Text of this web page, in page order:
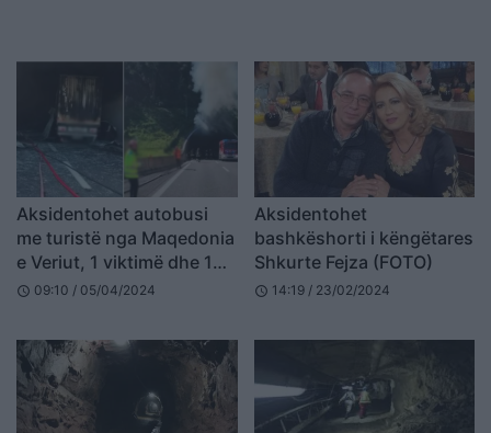
Aksidentohet autobusi
me turistë nga Maqedonia
e Veriut, 1 viktimë dhe 12
të plagosur
schedule 09:10 / 05/04/2024
Aksidentohet
bashkëshorti i këngëtares
Shkurte Fejza (FOTO)
schedule 14:19 / 23/02/2024